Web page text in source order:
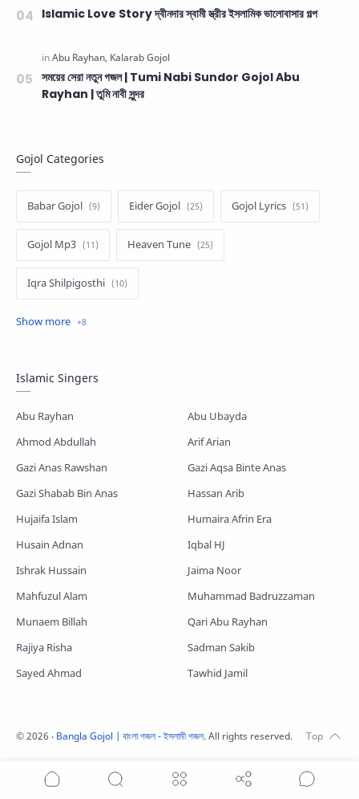
Islamic Love Story দ্বীনদার স্বামী স্ত্রীর ইসলামিক ভালোবাসার গল্প
সময়ের সেরা নতুন গজল | Tumi Nabi Sundor Gojol Abu
Rayhan | তুমি নাবী সুন্দর
Gojol Categories
Babar Gojol Eider Gojol Gojol Lyrics
Gojol Mp3 Heaven Tune
Iqra Shilpigosthi
Islamic Story
Shopnoshiri
Islamic Singers
Abu Rayhan
Abu Ubayda
Ahmod Abdullah
Arif Arian
Gazi Anas Rawshan
Gazi Aqsa Binte Anas
Gazi Shabab Bin Anas
Hassan Arib
Hujaifa Islam
Humaira Afrin Era
Husain Adnan
Iqbal HJ
Ishrak Hussain
Jaima Noor
Mahfuzul Alam
Muhammad Badruzzaman
Munaem Billah
Qari Abu Rayhan
Rajiya Risha
Sadman Sakib
Sayed Ahmad
Tawhid Jamil
©2026 ‧ Bangla Gojol | বাংলা গজল - ইসলামী গজল. All rights reserved.